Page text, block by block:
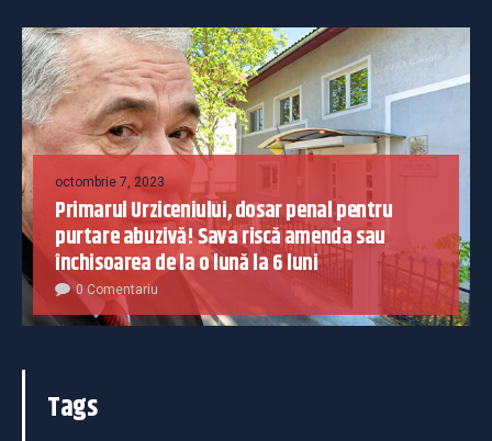
octombrie 7, 2023
Primarul Urziceniului, dosar penal pentru
purtare abuzivă! Sava riscă amenda sau
închisoarea de la o lună la 6 luni
0 Comentariu
Tags